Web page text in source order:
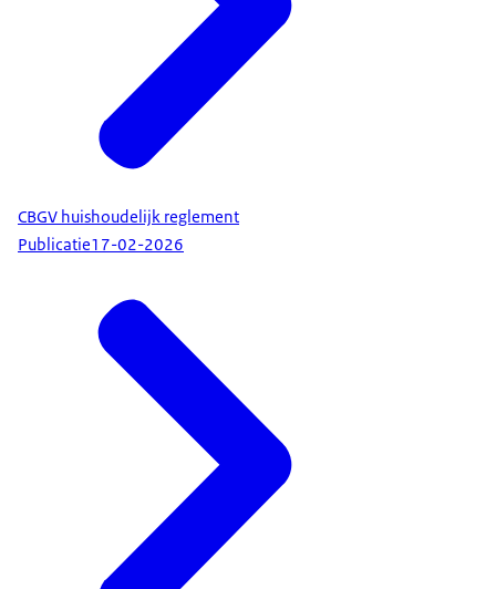
CBGV huishoudelijk reglement
Publicatie17-02-2026